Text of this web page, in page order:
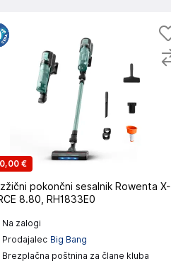
€
pokončni sesalnik Rowenta X-
8.80, RH1833E0
Na zalogi
Prodajalec Big Bang
Brezplačna poštnina za člane kluba